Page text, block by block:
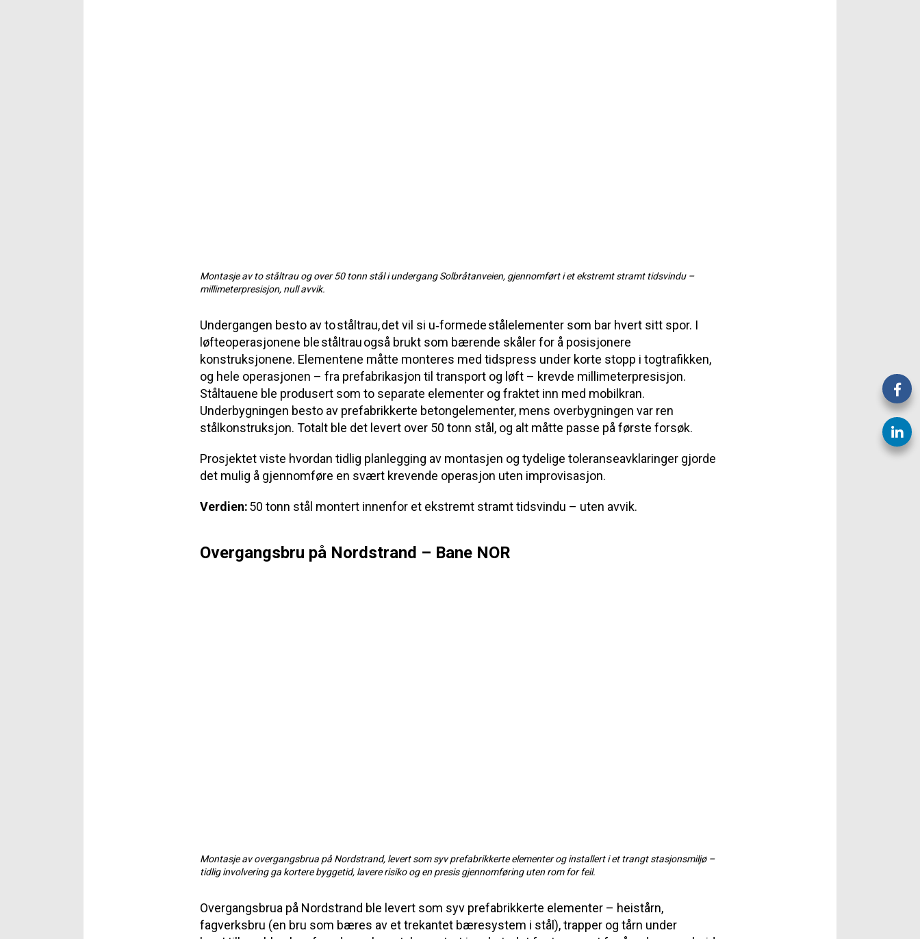
Montasje av to ståltrau og over 50 tonn stål i undergang Solbråtanveien, gjennomført i et ekstremt stramt tidsvindu –
millimeterpresisjon, null avvik.
Undergangen besto av to ståltrau, det vil si u‑formede stålelementer som bar hvert sitt spor. I
løfteoperasjonene ble ståltrau også brukt som bærende skåler for å posisjonere
konstruksjonene. Elementene måtte monteres med tidspress under korte stopp i togtrafikken,
og hele operasjonen – fra prefabrikasjon til transport og løft – krevde millimeterpresisjon.
Ståltauene ble produsert som to separate elementer og fraktet inn med mobilkran.
Underbygningen besto av prefabrikkerte betongelementer, mens overbygningen var ren
stålkonstruksjon. Totalt ble det levert over 50 tonn stål, og alt måtte passe på første forsøk.
Prosjektet viste hvordan tidlig planlegging av montasjen og tydelige toleranseavklaringer gjorde
det mulig å gjennomføre en svært krevende operasjon uten improvisasjon.
Verdien:50 tonn stål montert innenfor et ekstremt stramt tidsvindu – uten avvik.
Overgangsbru på Nordstrand – Bane NOR
Montasje av overgangsbrua på Nordstrand, levert som syv prefabrikkerte elementer og installert i et trangt stasjonsmiljø –
tidlig involvering ga kortere byggetid, lavere risiko og en presis gjennomføring uten rom for feil.
Overgangsbrua på Nordstrand ble levert som syv prefabrikkerte elementer – heistårn,
fagverksbru (en bru som bæres av et trekantet bæresystem i stål), trapper og tårn under